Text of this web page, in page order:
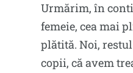
Urmărim, în
femeie, cea mai
plătită. Noi,
copii, că avem